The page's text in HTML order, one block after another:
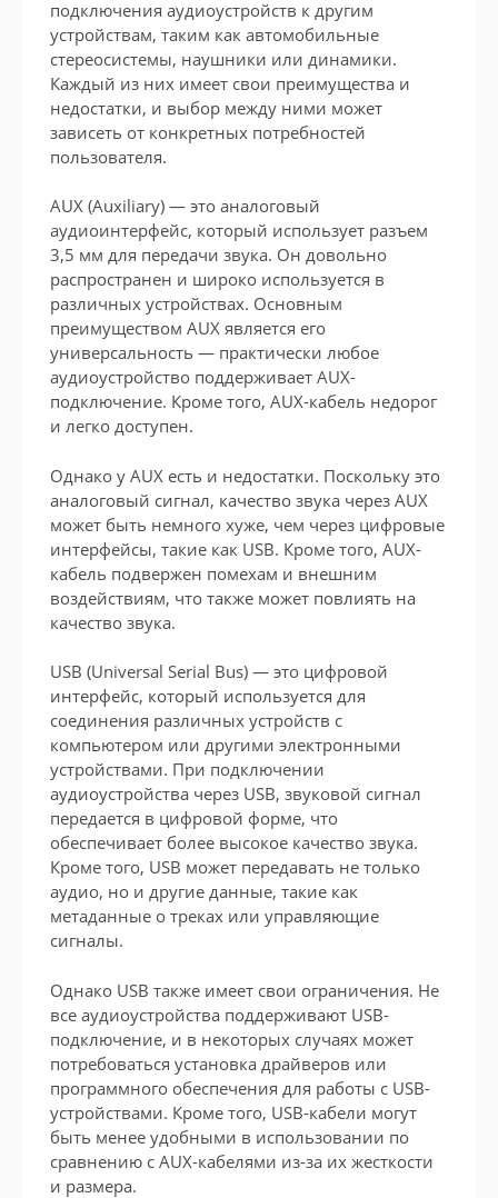
подключения аудиоустройств к другим
устройствам, таким как автомобильные
стереосистемы, наушники или динамики.
Каждый из них имеет свои преимущества и
недостатки, и выбор между ними может
зависеть от конкретных потребностей
пользователя.
AUX (Auxiliary) — это аналоговый
аудиоинтерфейс, который использует разъем
3,5 мм для передачи звука. Он довольно
распространен и широко используется в
различных устройствах. Основным
преимуществом AUX является его
универсальность — практически любое
аудиоустройство поддерживает AUX-
подключение. Кроме того, AUX-кабель недорог
и легко доступен.
Однако у AUX есть и недостатки. Поскольку это
аналоговый сигнал, качество звука через AUX
может быть немного хуже, чем через цифровые
интерфейсы, такие как USB. Кроме того, AUX-
кабель подвержен помехам и внешним
воздействиям, что также может повлиять на
качество звука.
USB (Universal Serial Bus) — это цифровой
интерфейс, который используется для
соединения различных устройств с
компьютером или другими электронными
устройствами. При подключении
аудиоустройства через USB, звуковой сигнал
передается в цифровой форме, что
обеспечивает более высокое качество звука.
Кроме того, USB может передавать не только
аудио, но и другие данные, такие как
метаданные о треках или управляющие
сигналы.
Однако USB также имеет свои ограничения. Не
все аудиоустройства поддерживают USB-
подключение, и в некоторых случаях может
потребоваться установка драйверов или
программного обеспечения для работы с USB-
устройствами. Кроме того, USB-кабели могут
быть менее удобными в использовании по
сравнению с AUX-кабелями из-за их жесткости
и размера.